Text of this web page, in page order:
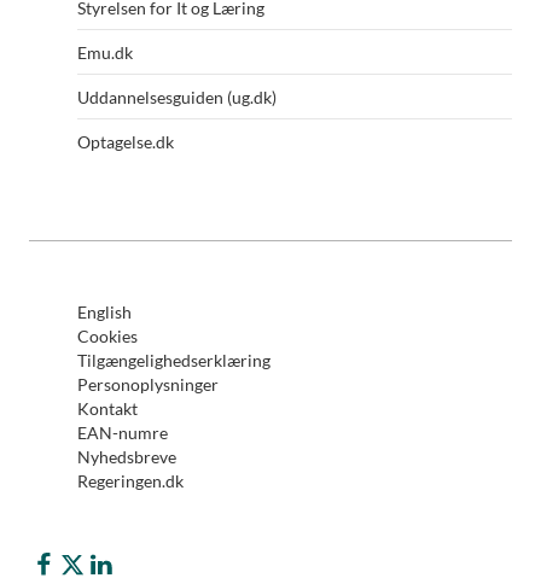
Styrelsen for It og Læring
Emu.dk
Uddannelsesguiden (ug.dk)
Optagelse.dk
English
Cookies
Tilgængelighedserklæring
Personoplysninger
Kontakt
EAN-numre
Nyhedsbreve
Regeringen.dk